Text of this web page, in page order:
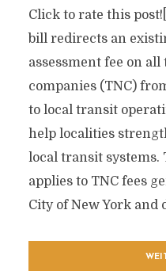
Click to rate this
bill redirects an
assessment fee on
companies (TNC)
to local transit
help localities
local transit systems.
applies to TNC fees
City of New York and